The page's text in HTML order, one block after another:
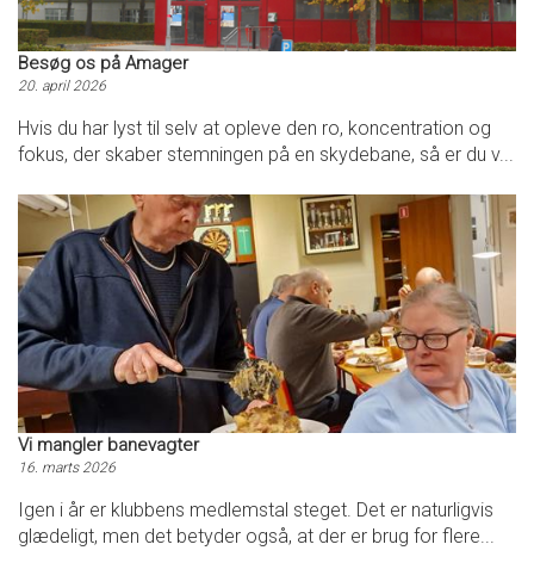
Besøg os på Amager
20. april 2026
Hvis du har lyst til selv at opleve den ro, koncentration og
fokus, der skaber stemningen på en skydebane, så er du v...
Vi mangler banevagter
16. marts 2026
Igen i år er klubbens medlemstal steget. Det er naturligvis
glædeligt, men det betyder også, at der er brug for flere...